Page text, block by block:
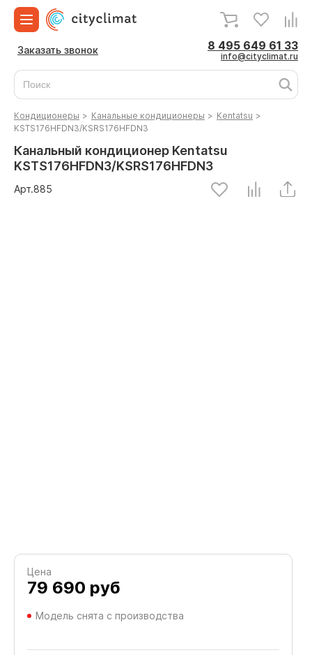
Заказать звонок 8 495 649 61 33
info@cityclimat.ru
Кондиционеры > Канальные кондиционеры > Kentatsu >
KSTS176HFDN3/KSRS176HFDN3
Канальный кондиционер Kentatsu
KSTS176HFDN3/KSRS176HFDN3
Арт.885
Цена
79 690 руб
Модель снята с производства